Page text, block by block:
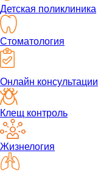
Детская поликлиника
Стоматология
Онлайн консультации
Клещ контроль
Жизнелогия